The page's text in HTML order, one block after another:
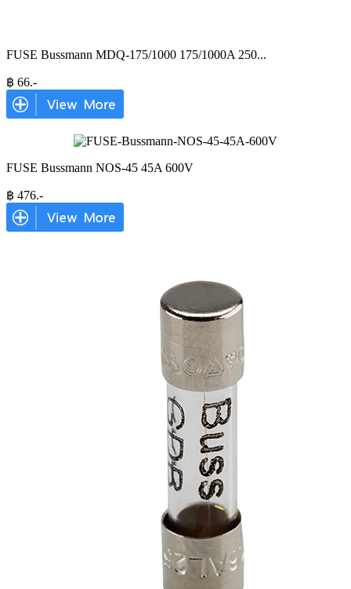
FUSE Bussmann MDQ-175/1000 175/1000A 250...
฿ 66.-
FUSE Bussmann NOS-45 45A 600V
฿ 476.-